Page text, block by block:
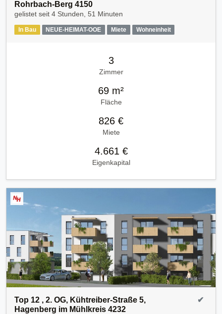
Rohrbach-Berg 4150
gelistet seit 4 Stunden, 51 Minuten
In Bau NEUE-HEIMAT-OOE Miete Wohneinheit
3
Zimmer
69 m²
Fläche
826 €
Miete
4.661 €
Eigenkapital
Top 12 , 2. OG, Kühtreiber-Straße 5,
Hagenberg im Mühlkreis 4232
✔